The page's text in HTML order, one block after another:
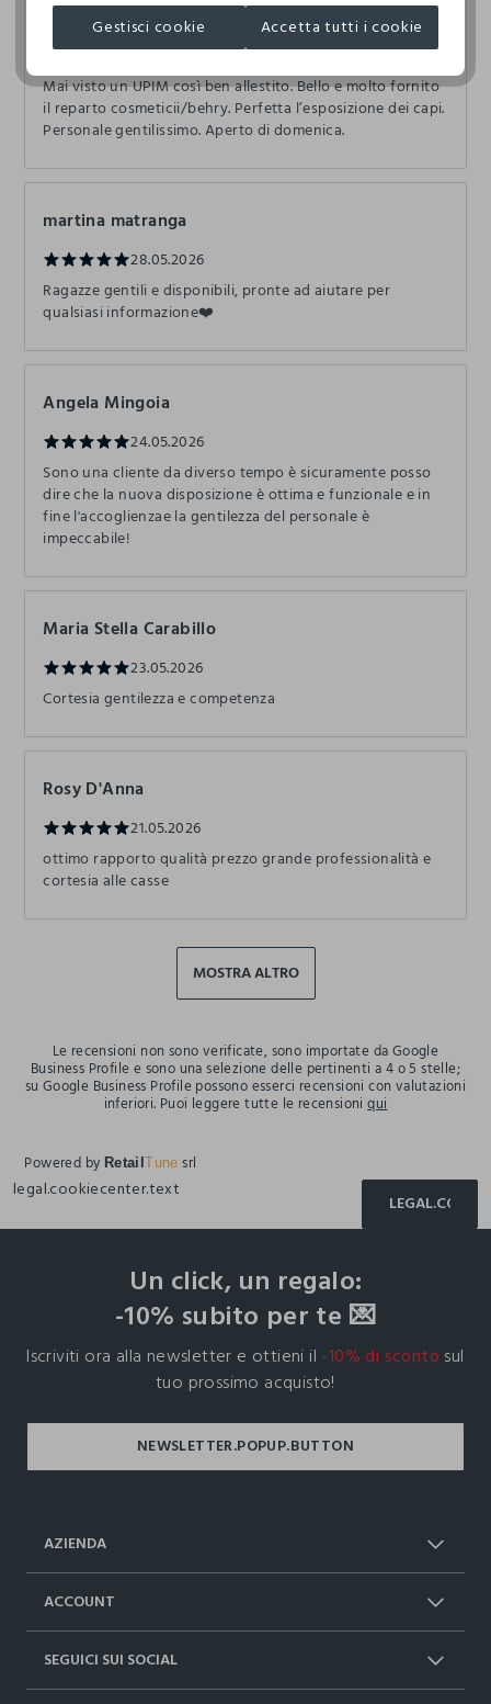
Valentina Renna
31.05.2026
Mai visto un UPIM così ben allestito. Bello e molto fornito
il reparto cosmeticii/behry. Perfetta l’esposizione dei capi.
Personale gentilissimo. Aperto di domenica.
martina matranga
28.05.2026
Ragazze gentili e disponibili, pronte ad aiutare per
qualsiasi informazione❤️
Angela Mingoia
24.05.2026
Sono una cliente da diverso tempo è sicuramente posso
dire che la nuova disposizione è ottima e funzionale e in
fine l'accoglienzae la gentilezza del personale è
impeccabile!
Maria Stella Carabillo
23.05.2026
Cortesia gentilezza e competenza
Rosy D'Anna
21.05.2026
ottimo rapporto qualità prezzo grande professionalità e
cortesia alle casse
Le recensioni non sono verificate, sono importate da Google
Business Profile e sono una selezione delle pertinenti a 4 o 5 stelle;
su Google Business Profile possono esserci recensioni con valutazioni
inferiori. Puoi leggere tutte le recensioniqui
MOSTRA ALTRO
Powered by RetailTune srl
legal.cookiecenter.text
Un click, un regalo:
-10% subito per te 💌
Iscriviti ora alla newsletter e ottieni il -10% di sconto sul
tuo prossimo acquisto!
AZIENDA
Dichiarazione accessibilità
ACCOUNT
SEGUICI SUI SOCIAL
Gestisci cookie Accetta tutti i cookie